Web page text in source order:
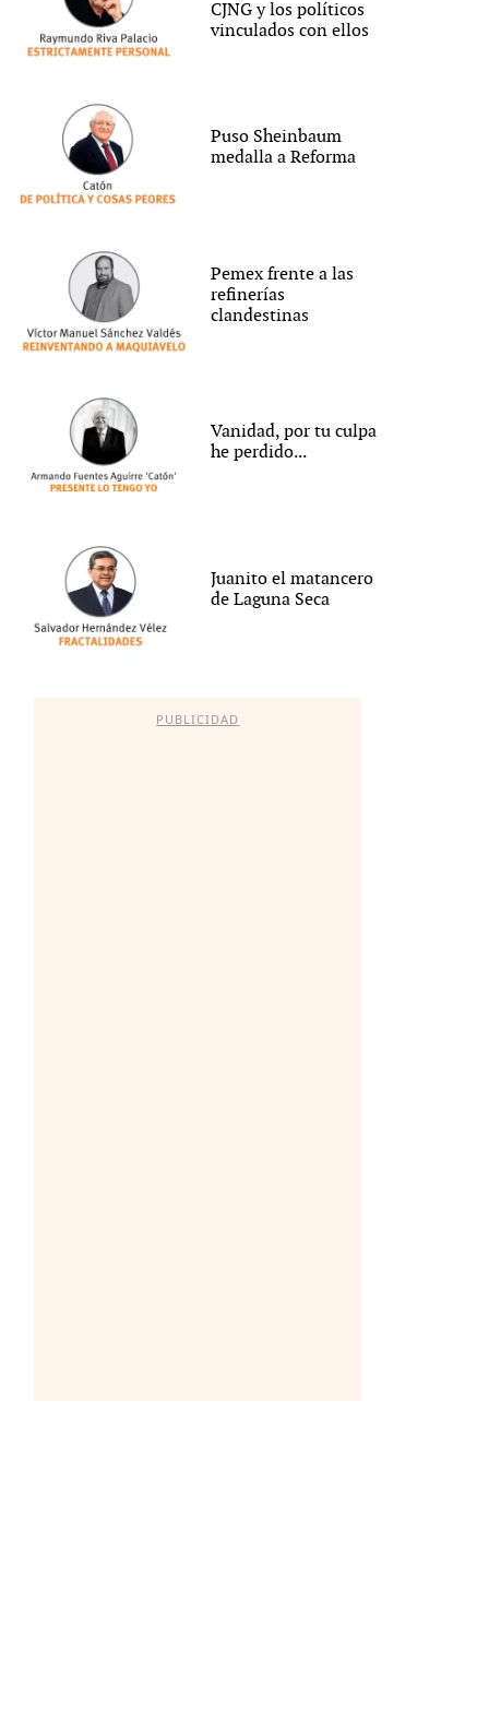
CJNG y los políticos
vinculados con ellos
Puso Sheinbaum
medalla a Reforma
Pemex frente a las
refinerías
clandestinas
Vanidad, por tu culpa
he perdido...
Juanito el matancero
de Laguna Seca
PUBLICIDAD